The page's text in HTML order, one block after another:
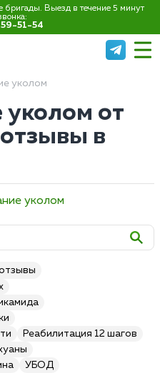
бригады. Выезд в течение 5 минут
51-54
уколом
уколом от
в
уколом
Реабилитация 12 шагов
УБОД